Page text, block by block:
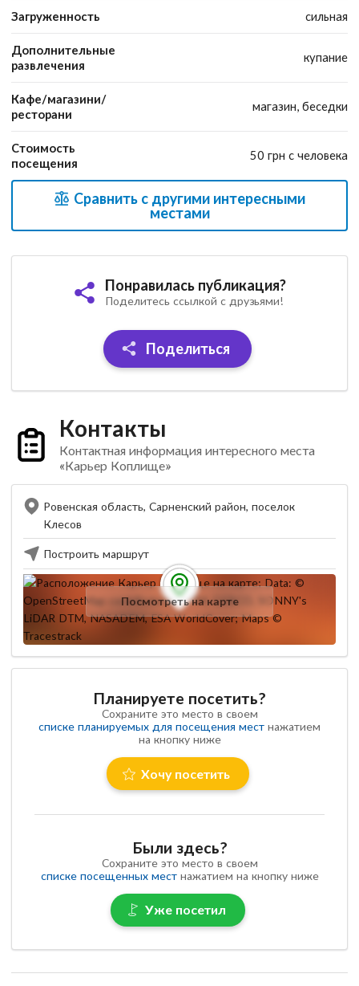
Загруженность сильная
Дополнительные
развлечения
купание
Кафе/магазини/
ресторани
магазин, беседки
Стоимость
посещения
50 грн с человека
Сравнить с другими интересными
местами
Понравилась публикация?
Поделитесь ссылкой с друзьями!
Поделиться
Контакты
Контактная информация интересного места
«Карьер Коплище»
Ровенская область, Сарненский район, поселок
Клесов
Построить маршрут
Посмотреть на карте
Планируете посетить?
Сохраните это место в своем
списке планируемых для посещения мест нажатием
на кнопку ниже
Хочу посетить
Были здесь?
Сохраните это место в своем
списке посещенных местнажатием на кнопку ниже
Уже посетил